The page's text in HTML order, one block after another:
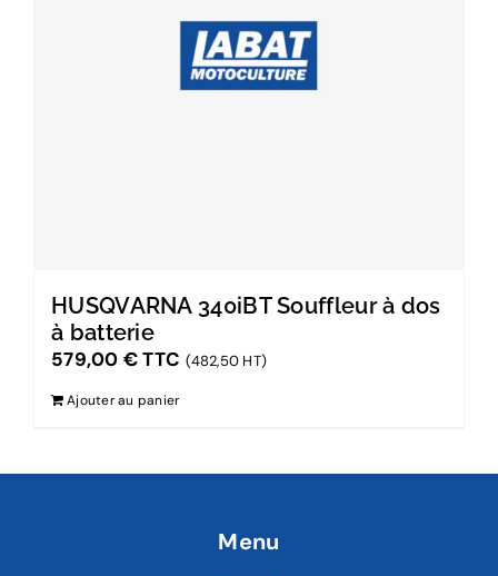
HUSQVARNA 340iBT Souffleur à dos
à batterie
579,00 €TTC (482,50 HT)
Ajouter au panier
Menu